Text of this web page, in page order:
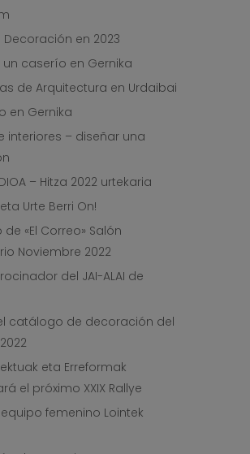
Decoración en 2023
un caserío en Gernika
de Arquitectura en Urdaibai
en Gernika
interiores – diseñar una
– Hitza 2022 urtekaria
Urte Berri On!
«El Correo» Salón
Noviembre 2022
del JAI-ALAI de
catálogo de decoración del
eta Erreformak
el próximo XXIX Rallye
femenino Lointek